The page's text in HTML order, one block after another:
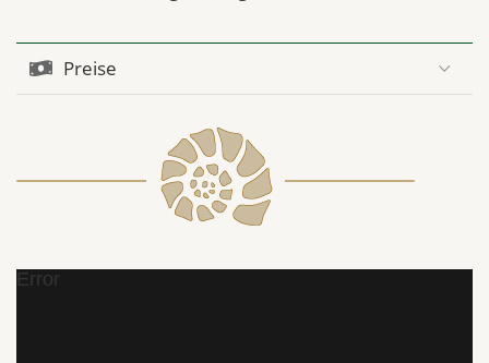
Preise
Error